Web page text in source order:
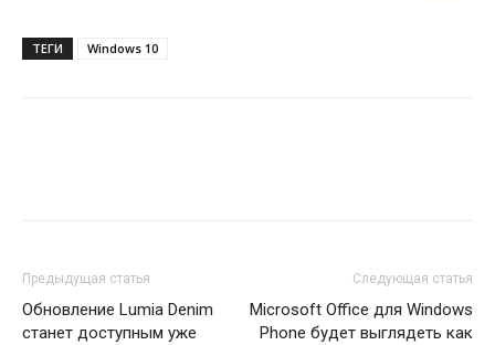
ТЕГИ Windows 10
Предыдущая статья
Обновление Lumia Denim
станет доступным уже
Следующая статья
Microsoft Office для Windows
Phone будет выглядеть как